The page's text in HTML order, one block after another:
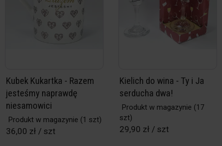
Kubek Kukartka - Razem
jesteśmy naprawdę
niesamowici
Produkt w magazynie (1 szt)
36,00 zł / szt
Kielich do wina - Ty i Ja
serducha dwa!
Produkt w magazynie (17
szt)
29,90 zł / szt